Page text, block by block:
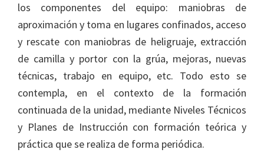
los componentes del equipo: maniobras de
aproximación y toma en lugares confinados, acceso
y rescate con maniobras de heligruaje, extracción
de camilla y portor con la grúa, mejoras, nuevas
técnicas, trabajo en equipo, etc. Todo esto se
contempla, en el contexto de la formación
continuada de la unidad, mediante Niveles Técnicos
y Planes de Instrucción con formación teórica y
práctica que se realiza de forma periódica.